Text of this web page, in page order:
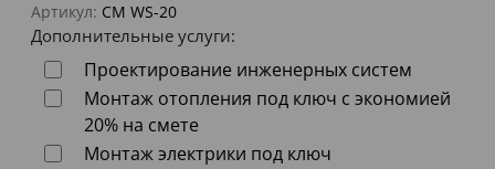
Артикул: CM WS-20
Дополнительные услуги:
Проектирование инженерных систем
Монтаж отопления под ключ с экономией
20% на смете
Монтаж электрики под ключ